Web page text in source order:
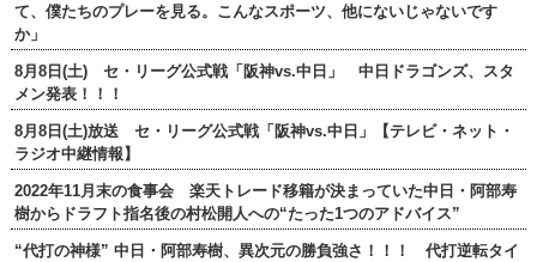
て、僕たちのプレーを見る。こんなスポーツ、他にないじゃないです
か」
8月8日(土) セ・リーグ公式戦「阪神vs.中日」 中日ドラゴンズ、スタ
メン発表！！！
8月8日(土)放送 セ・リーグ公式戦「阪神vs.中日」【テレビ・ネット・
ラジオ中継情報】
2022年11月末の食事会 楽天トレード移籍が決まっていた中日・阿部寿
樹からドラフト指名後の村松開人への“たった1つのアドバイス”
“代打の神様” 中日・阿部寿樹、異次元の勝負強さ！！！ 代打逆転タイ